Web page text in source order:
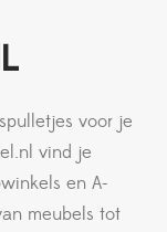
voor je
vind je
en A-
meubels tot